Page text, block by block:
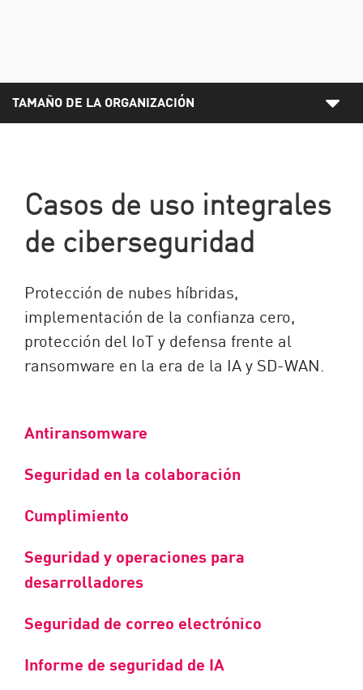
TAMAÑO DE LA ORGANIZACIÓN
Casos de uso integrales
de ciberseguridad
Protección de nubes híbridas,
implementación de la confianza cero,
protección del IoT y defensa frente al
ransomware en la era de la IA y SD-WAN.
Antiransomware
Seguridad en la colaboración
Cumplimiento
Seguridad y operaciones para
desarrolladores
Seguridad de correo electrónico
Informe de seguridad de IA